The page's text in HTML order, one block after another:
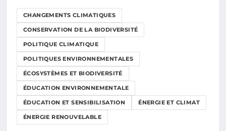
CHANGEMENTS CLIMATIQUES
CONSERVATION DE LA BIODIVERSITÉ
POLITIQUE CLIMATIQUE
POLITIQUES ENVIRONNEMENTALES
ÉCOSYSTÈMES ET BIODIVERSITÉ
ÉDUCATION ENVIRONNEMENTALE
ÉDUCATION ET SENSIBILISATION ÉNERGIE ET CLIMAT
ÉNERGIE RENOUVELABLE